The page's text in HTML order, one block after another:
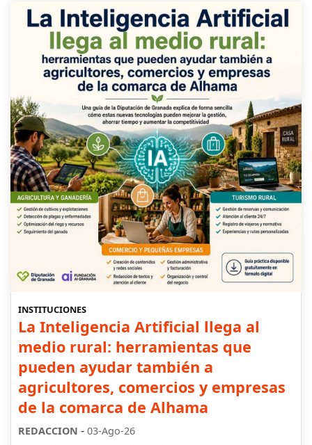
INSTITUCIONES
La Inteligencia Artificial llega al
medio rural: herramientas que
pueden ayudar también a
agricultores, comercios y empresas
de la comarca de Alhama
REDACCION - 03-Ago-26